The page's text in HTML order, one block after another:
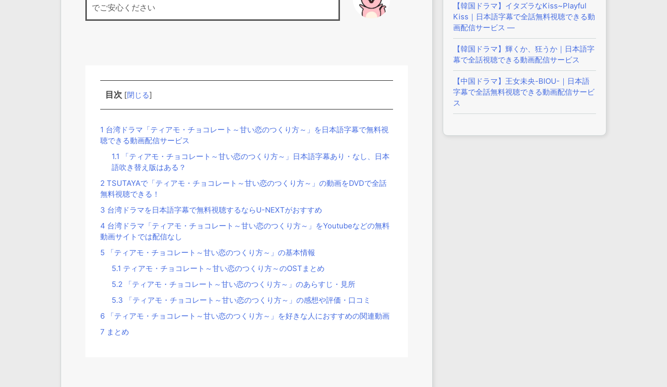
でご安心ください
目次 [閉じる]
1 台湾ドラマ「ティアモ・チョコレート～甘い恋のつくり方～」を日本語字幕で無料視
聴できる動画配信サービス
1.1 「ティアモ・チョコレート～甘い恋のつくり方～」日本語字幕あり・なし、日本
語吹き替え版はある？
2 TSUTAYAで「ティアモ・チョコレート～甘い恋のつくり方～」の動画をDVDで全話
無料視聴できる！
3 台湾ドラマを日本語字幕で無料視聴するならU-NEXTがおすすめ
4 台湾ドラマ「ティアモ・チョコレート～甘い恋のつくり方～」をYoutubeなどの無料
動画サイトでは配信なし
5 「ティアモ・チョコレート～甘い恋のつくり方～」の基本情報
5.1 ティアモ・チョコレート～甘い恋のつくり方～のOSTまとめ
5.2 「ティアモ・チョコレート～甘い恋のつくり方～」のあらすじ・見所
5.3 「ティアモ・チョコレート～甘い恋のつくり方～」の感想や評価・口コミ
6 「ティアモ・チョコレート～甘い恋のつくり方～」を好きな人におすすめの関連動画
7 まとめ
【韓国ドラマ】イタズラなKiss~Playful
Kiss｜日本語字幕で全話無料視聴できる動
画配信サービス —
【韓国ドラマ】輝くか、狂うか｜日本語字
幕で全話視聴できる動画配信サービス
【中国ドラマ】王女未央-BIOU-｜日本語
字幕で全話無料視聴できる動画配信サービ
ス